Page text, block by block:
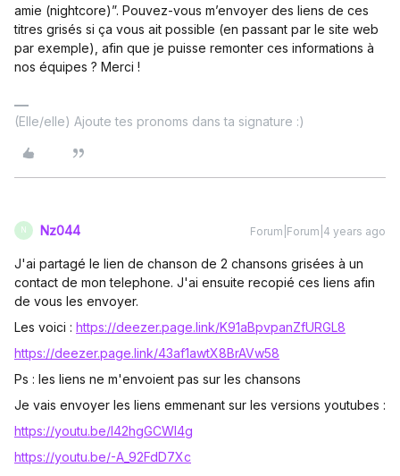
amie (nightcore)”. Pouvez-vous m’envoyer des liens de ces
titres grisés si ça vous ait possible (en passant par le site web
par exemple), afin que je puisse remonter ces informations à
nos équipes ? Merci !
(Elle/elle) Ajoute tes pronoms dans ta signature :)
N Nz044 Forum|Forum|4 years ago
J'ai partagé le lien de chanson de 2 chansons grisées à un
contact de mon telephone. J'ai ensuite recopié ces liens afin
de vous les envoyer.
Les voici : https://deezer.page.link/K91aBpvpanZfURGL8
https://deezer.page.link/43af1awtX8BrAVw58
Ps : les liens ne m'envoient pas sur les chansons
Je vais envoyer les liens emmenant sur les versions youtubes :
https://youtu.be/l42hgGCWI4g
https://youtu.be/-A_92FdD7Xc